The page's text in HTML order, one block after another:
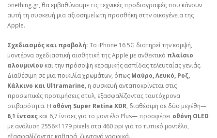
onething.gr, θα εμβαθύνουμε τις τεχνικές προδιαγραφές που κάνουν
αυτή τη συσκευή μια αξιοσημείωτη προσθήκη στην οικογένεια της
Apple.
Σχεδιασμός και προβολή: Το iPhone 16 5G διατηρεί την κομψή,
μοντέρνα σχεδιαστική αισθητική της Apple με ανθεκτικό πλαίσιο
αλουμινίου και την πρόσοψη κεραμικής ασπίδας τελευταίας γενιάς.
Διαθέσιμη σε μια ποικιλία χρωμάτων, όπως Μαύρο, Λευκό, Ροζ,
Κάλκινο και Ultramarine, η συσκευή ανταποκρίνεται στις
προσωπικές προτιμήσεις στυλ, εξασφαλίζοντας ταυτόχρονα
στιβαρότητα. Η οθόνη Super Retina XDR, διαθέσιμη σε δύο μεγέθη—
6,1 ίντσες και 6,7 ίντσες για το μοντέλο Plus— προσφέρει οθόνη OLED
με ανάλυση 2556×1179 pixels στα 460 ppi για το τυπικό μοντέλο,
εξασφαλίζοντας καθαρά, ζωντανά γραφικά.